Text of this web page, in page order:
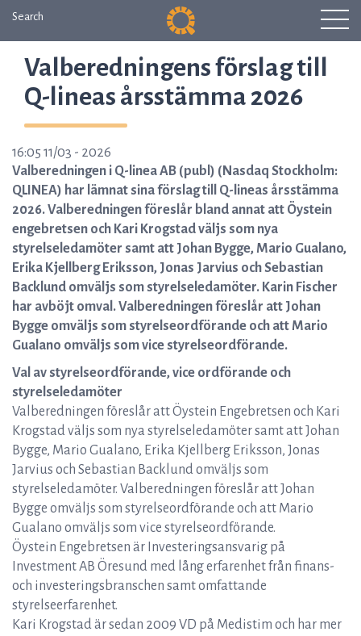
Search
Valberedningens förslag till
Q-lineas årsstämma 2026
16:05 11/03 - 2026
Valberedningen i Q-linea AB (publ) (Nasdaq Stockholm:
QLINEA) har lämnat sina förslag till Q-lineas årsstämma
2026. Valberedningen föreslår bland annat att Öystein
engebretsen och Kari Krogstad väljs som nya
styrelseledamöter samt att Johan Bygge, Mario Gualano,
Erika Kjellberg Eriksson, Jonas Jarvius och Sebastian
Backlund omväljs som styrelseledamöter. Karin Fischer
har avböjt omval. Valberedningen föreslår att Johan
Bygge omväljs som styrelseordförande och att Mario
Gualano omväljs som vice styrelseordförande.
Val av styrelseordförande, vice ordförande och
styrelseledamöter
Valberedningen föreslår att Öystein Engebretsen och Kari
Krogstad väljs som nya styrelseledamöter samt att Johan
Bygge, Mario Gualano, Erika Kjellberg Eriksson, Jonas
Jarvius och Sebastian Backlund omväljs som
styrelseledamöter. Valberedningen föreslår att Johan
Bygge omväljs som styrelseordförande och att Mario
Gualano omväljs som vice styrelseordförande.
Öystein Engebretsen är Investeringsansvarig på
Investment AB Öresund med lång erfarenhet från finans-
och investeringsbranschen samt omfattande
styrelseerfarenhet.
Kari Krogstad är sedan 2009 VD på Medistim och har mer